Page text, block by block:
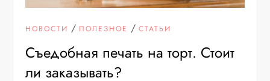
НОВОСТИ / ПОЛЕЗНОЕ /СТАТЬИ
Съедобная печать на торт. Стоит
ли заказывать?